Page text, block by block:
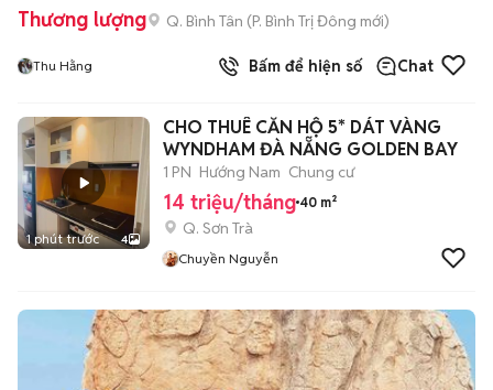
Thương lượng Q. Bình Tân (P. Bình Trị Đông mới)
Thu Hằng Bấm để hiện số Chat
1 phút trước 4
CHO THUÊ CĂN HỘ 5* DÁT VÀNG
WYNDHAM ĐÀ NẴNG GOLDEN BAY
1 PN Hướng Nam Chung cư
14 triệu/tháng 40 m²
Q. Sơn Trà
Chuyền Nguyễn